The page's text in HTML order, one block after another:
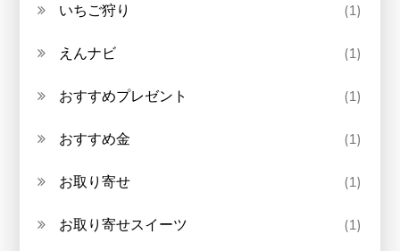
いちご狩り (1)
えんナビ (1)
おすすめプレゼント (1)
おすすめ金 (1)
お取り寄せ (1)
お取り寄せスイーツ (1)